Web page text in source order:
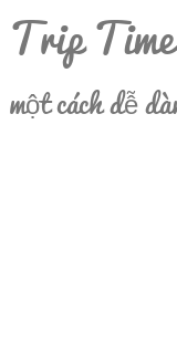
Trip
một cách dễ